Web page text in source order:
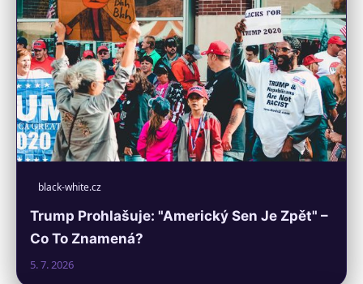
black-white.cz
Trump Prohlašuje: "Americký Sen Je Zpět" –
Co To Znamená?
5. 7. 2026